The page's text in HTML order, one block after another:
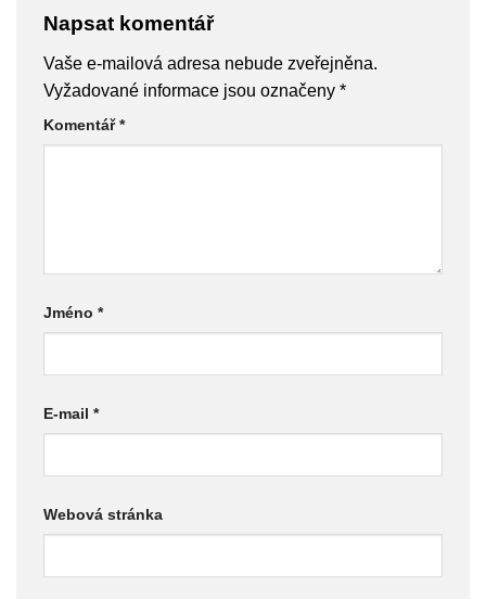
Napsat komentář
Vaše e-mailová adresa nebude zveřejněna.
Vyžadované informace jsou označeny *
Komentář*
Jméno *
E-mail *
Webová stránka